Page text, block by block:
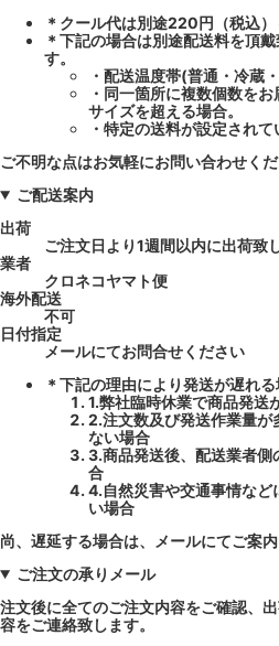
＊クール代は別途220円（税込）
＊下記の場合は別途配送料を頂
す。
・配送温度帯(普通・冷蔵
・同一箇所に複数個数を
サイズを超える場合。
・特定の送料が設定されて
ご不明な点はお気軽にお問い合わせくだ
ご配送案内
出荷
ご注文日より1週間以内に出荷致
業者
クロネコヤマト便
海外配送
不可
日付指定
メールにてお問合せください
＊下記の理由により発送が遅れる
1.弊社臨時休業で商品発送
2.注文数及び発送作業量が
ない場合
3.商品発送後、配送業者側
合
4.自然災害や交通事情など
い場合
尚、遅延する場合は、メールにてご案
ご注文の承りメール
注文後に全てのご注文内容をご確認、
容をご連絡致します。